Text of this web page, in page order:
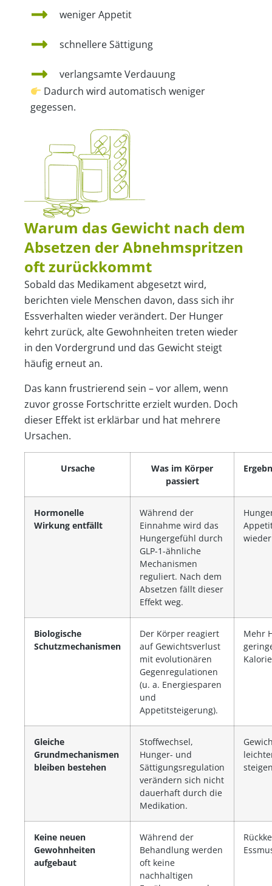
weniger Appetit
schnellere Sättigung
verlangsamte Verdauung
Dadurch wird automatisch weniger
gegessen.
Warum das Gewicht nach dem
Absetzen der Abnehmspritzen
oft zurückkommt
Sobald das Medikament abgesetzt wird,
berichten viele Menschen davon, dass sich ihr
Essverhalten wieder verändert. Der Hunger
kehrt zurück, alte Gewohnheiten treten wieder
in den Vordergrund und das Gewicht steigt
häufig erneut an.
Das kann frustrierend sein – vor allem, wenn
zuvor grosse Fortschritte erzielt wurden. Doch
dieser Effekt ist erklärbar und hat mehrere
Ursachen.
Ursache
Was im Körper
passiert
Hormonelle
Wirkung entfällt
Während der
Einnahme wird das
Hungergefühl durch
GLP-1-ähnliche
Mechanismen
reguliert. Nach dem
Absetzen fällt dieser
Effekt weg.
Biologische
Schutzmechanismen
Der Körper reagiert
auf Gewichtsverlust
mit evolutionären
Gegenregulationen
(u. a. Energiesparen
und
Appetitsteigerung).
Mehr
Gleiche
Grundmechanismen
bleiben bestehen
Stoffwechsel,
Hunger- und
Sättigungsregulation
verändern sich nicht
dauerhaft durch die
Medikation.
Keine neuen
Gewohnheiten
aufgebaut
Während der
Behandlung werden
oft keine
nachhaltigen